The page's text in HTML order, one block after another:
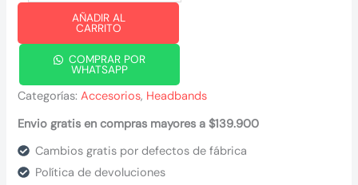
cantidad
AÑADIR AL
CARRITO
COMPRAR POR
WHATSAPP
Categorías:Accesorios, Headbands
Envio gratis en compras mayores a $139.900
Cambios gratis por defectos de fábrica
Política de devoluciones